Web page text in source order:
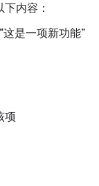
内容：
是一项新功能”
项